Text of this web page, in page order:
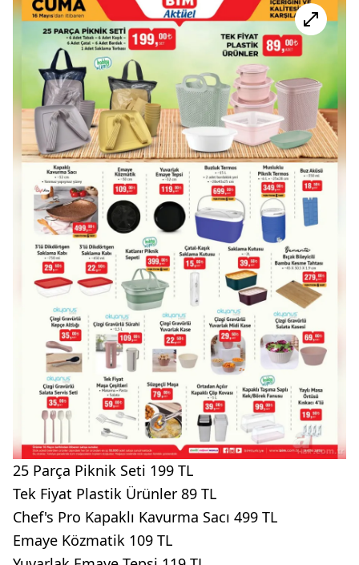
25 Parça Piknik Seti 199 TL
Tek Fiyat Plastik Ürünler 89 TL
Chef's Pro Kapaklı Kavurma Sacı 499 TL
Emaye Közmatik 109 TL